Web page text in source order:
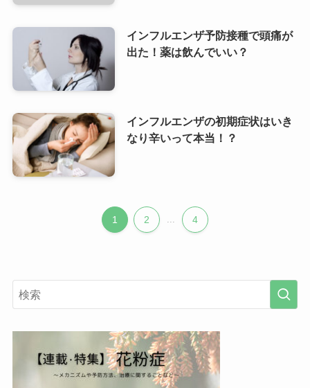
インフルエンザ予防接種で頭痛が
出た！薬は飲んでいい？
インフルエンザの初期症状はいき
なり辛いって本当！？
1 2 4